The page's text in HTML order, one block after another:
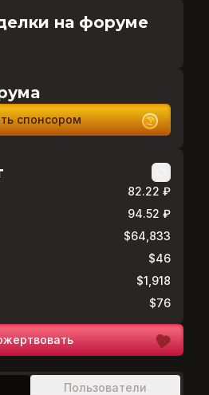
на форуме
спонсором
82.22 ₽
94.52 ₽
$64,833
$46
$1,918
$76
Пользователи